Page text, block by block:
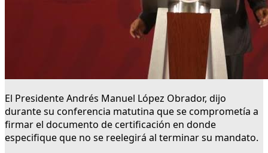
El Presidente Andrés Manuel López Obrador, dijo
durante su conferencia matutina que se comprometía a
firmar el documento de certificación en donde
especifique que no se reelegirá al terminar su mandato.